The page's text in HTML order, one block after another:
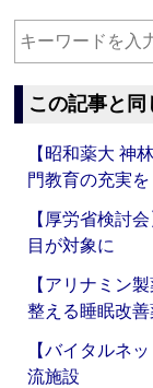
この記事と
【昭和薬大 神
門教育の充実を
【厚労省検討
目が対象に
【アリナミン
整える睡眠改善
【バイタルネ
流施設